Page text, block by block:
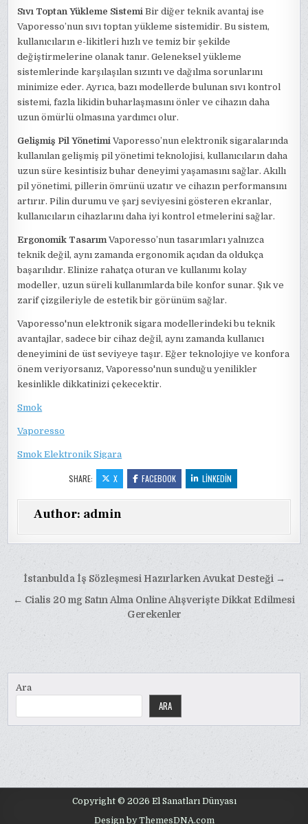
Sıvı Toptan Yükleme Sistemi Bir diğer teknik avantaj ise
Vaporesso’nun sıvı toptan yükleme sistemidir. Bu sistem,
kullanıcıların e-likitleri hızlı ve temiz bir şekilde
değiştirmelerine olanak tanır. Geleneksel yükleme
sistemlerinde karşılaşılan sızıntı ve dağılma sorunlarını
minimize eder. Ayrıca, bazı modellerde bulunan sıvı kontrol
sistemi, fazla likidin buharlaşmasını önler ve cihazın daha
uzun ömürlü olmasına yardımcı olur.
Gelişmiş Pil Yönetimi Vaporesso’nun elektronik sigaralarında
kullanılan gelişmiş pil yönetimi teknolojisi, kullanıcıların daha
uzun süre kesintisiz buhar deneyimi yaşamasını sağlar. Akıllı
pil yönetimi, pillerin ömrünü uzatır ve cihazın performansını
artırır. Pilin durumu ve şarj seviyesini gösteren ekranlar,
kullanıcıların cihazlarını daha iyi kontrol etmelerini sağlar.
Ergonomik Tasarım Vaporesso’nun tasarımları yalnızca
teknik değil, aynı zamanda ergonomik açıdan da oldukça
başarılıdır. Elinize rahatça oturan ve kullanımı kolay
modeller, uzun süreli kullanımlarda bile konfor sunar. Şık ve
zarif çizgileriyle de estetik bir görünüm sağlar.
Vaporesso'nun elektronik sigara modellerindeki bu teknik
avantajlar, sadece bir cihaz değil, aynı zamanda kullanıcı
deneyimini de üst seviyeye taşır. Eğer teknolojiye ve konfora
önem veriyorsanız, Vaporesso'nun sunduğu yenilikler
kesinlikle dikkatinizi çekecektir.
Smok
Vaporesso
Smok Elektronik Sigara
SHARE: X FACEBOOK LINKEDIN
Author: admin
Yazı
gezinmesi
İstanbulda İş Sözleşmesi Hazırlarken Avukat Desteği →
← Cialis 20 mg Satın Alma Online Alışverişte Dikkat Edilmesi
Gerekenler
Ara
ARA
Copyright © 2026 El Sanatları Dünyası
Design by ThemesDNA.com